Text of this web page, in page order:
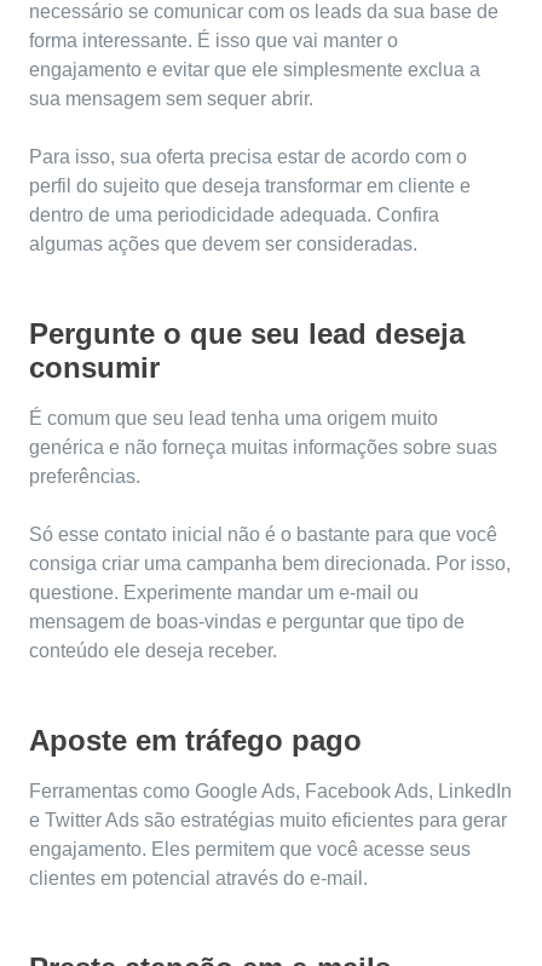
necessário se comunicar com os leads da sua base de
forma interessante. É isso que vai manter o
engajamento e evitar que ele simplesmente exclua a
sua mensagem sem sequer abrir.
Para isso, sua oferta precisa estar de acordo com o
perfil do sujeito que deseja transformar em cliente e
dentro de uma periodicidade adequada. Confira
algumas ações que devem ser consideradas.
Pergunte o que seu lead deseja
consumir
É comum que seu lead tenha uma origem muito
genérica e não forneça muitas informações sobre suas
preferências.
Só esse contato inicial não é o bastante para que você
consiga criar uma campanha bem direcionada. Por isso,
questione. Experimente mandar um e-mail ou
mensagem de boas-vindas e perguntar que tipo de
conteúdo ele deseja receber.
Aposte em tráfego pago
Ferramentas como Google Ads, Facebook Ads, LinkedIn
e Twitter Ads são estratégias muito eficientes para gerar
engajamento. Eles permitem que você acesse seus
clientes em potencial através do e-mail.